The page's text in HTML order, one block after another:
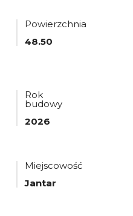
Powierzchnia
48.50
Rok
budowy
2026
Miejscowość
Jantar